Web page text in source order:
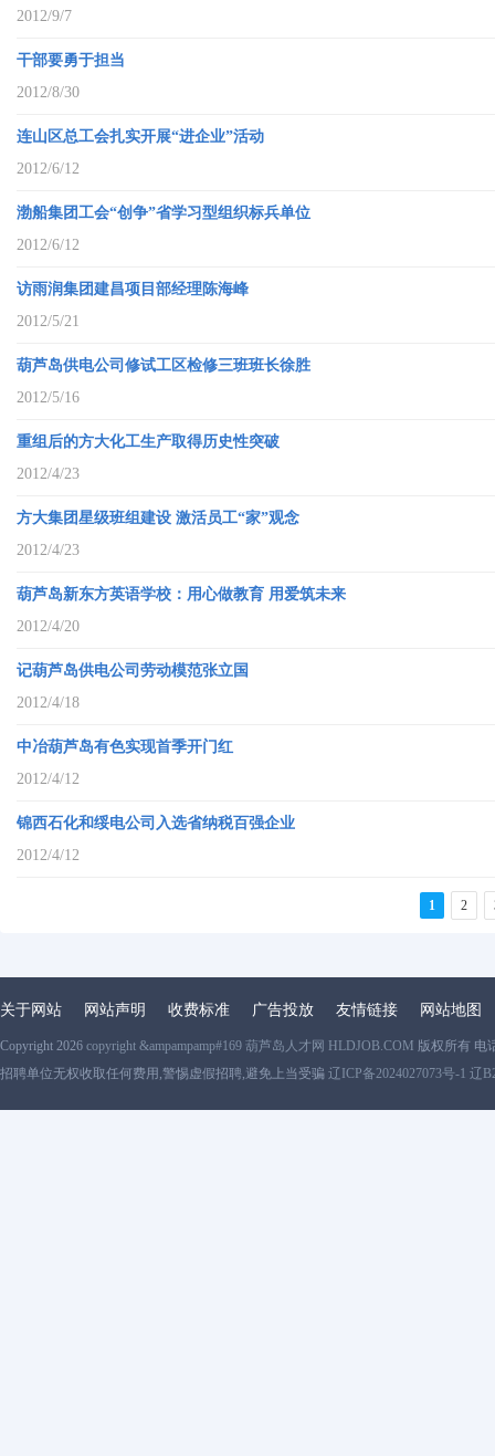
2012/9/7
干部要勇于担当
2012/8/30
连山区总工会扎实开展“进企业”活动
2012/6/12
渤船集团工会“创争”省学习型组织标兵单位
2012/6/12
访雨润集团建昌项目部经理陈海峰
2012/5/21
葫芦岛供电公司修试工区检修三班班长徐胜
2012/5/16
重组后的方大化工生产取得历史性突破
2012/4/23
方大集团星级班组建设 激活员工“家”观念
2012/4/23
葫芦岛新东方英语学校：用心做教育 用爱筑未来
2012/4/20
记葫芦岛供电公司劳动模范张立国
2012/4/18
中冶葫芦岛有色实现首季开门红
2012/4/12
锦西石化和绥电公司入选省纳税百强企业
2012/4/12
1 2
关于网站 网站声明 收费标准 广告投放 友情链接 网站地图
Copyright 2026 copyright &ampampamp#169 葫芦岛人才网 HLDJOB.COM 版权所有 电
招聘单位无权收取任何费用,警惕虚假招聘,避免上当受骗 辽ICP备2024027073号-1 辽